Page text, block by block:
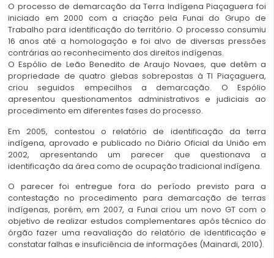
O processo de demarcação da Terra Indígena Piaçaguera foi
iniciado em 2000 com a criação pela Funai do Grupo de
Trabalho para identificação do território. O processo consumiu
16 anos até a homologação e foi alvo de diversas pressões
contrárias ao reconhecimento dos direitos indígenas.
O Espólio de Leão Benedito de Araujo Novaes, que detêm a
propriedade de quatro glebas sobrepostas à TI Piaçaguera,
criou seguidos empecilhos a demarcação. O Espólio
apresentou questionamentos administrativos e judiciais ao
procedimento em diferentes fases do processo.
Em 2005, contestou o relatório de identificação da terra
indígena, aprovado e publicado no Diário Oficial da União em
2002, apresentando um parecer que questionava a
identificação da área como de ocupação tradicional indígena.
O parecer foi entregue fora do período previsto para a
contestação no procedimento para demarcação de terras
indígenas, porém, em 2007, a Funai criou um novo GT com o
objetivo de realizar estudos complementares após técnico do
órgão fazer uma reavaliação do relatório de identificação e
constatar falhas e insuficiência de informações (Mainardi, 2010).